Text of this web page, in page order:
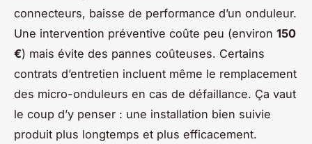
connecteurs, baisse de performance d’un onduleur.
Une intervention préventive coûte peu (environ 150
€) mais évite des pannes coûteuses. Certains
contrats d’entretien incluent même le remplacement
des micro-onduleurs en cas de défaillance. Ça vaut
le coup d’y penser : une installation bien suivie
produit plus longtemps et plus efficacement.